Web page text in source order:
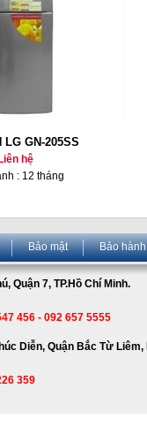
LG GN-205SS
Liên hệ
: 12 tháng
Bảo mật Bảo hành
Quận 7, TP.Hồ Chí Minh.
456 - 092 657 5555
Diễn, Quận Bắc Từ Liêm,
359